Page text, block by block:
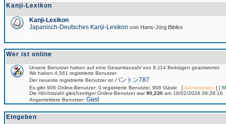
Kanji-Lexikon
Kanji-Lexikon
Japanisch-Deutsches Kanji-Lexikon von Hans-Jörg Bibiko
Wer ist online
Unsere Benutzer haben auf eine Gesamtanzahl von 9,114 Beiträgen geantwortet
Wir haben 4,561 registrierte Benutzer
Der neueste registrierte Benutzer ist パントン787
Es gibt 906 Online-Benutzer: 0 registrierte Benutzer, 906 Gäste [Administrator] [
Die Höchstzahl gleichzeitiger Online-Benutzer war90,230 am 16/02/2024 09:28:16
Angemeldete Benutzer: Gast
Eingeben